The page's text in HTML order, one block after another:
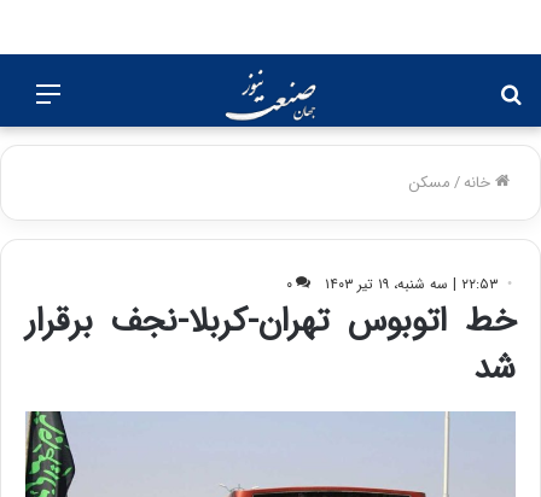
برای
خانه/مسکن
۲۲:۵۳ | سه شنبه، ۱۹ تیر ۱۴۰۳ ۰
خط اتوبوس تهران-کربلا-نجف برقرار
شد